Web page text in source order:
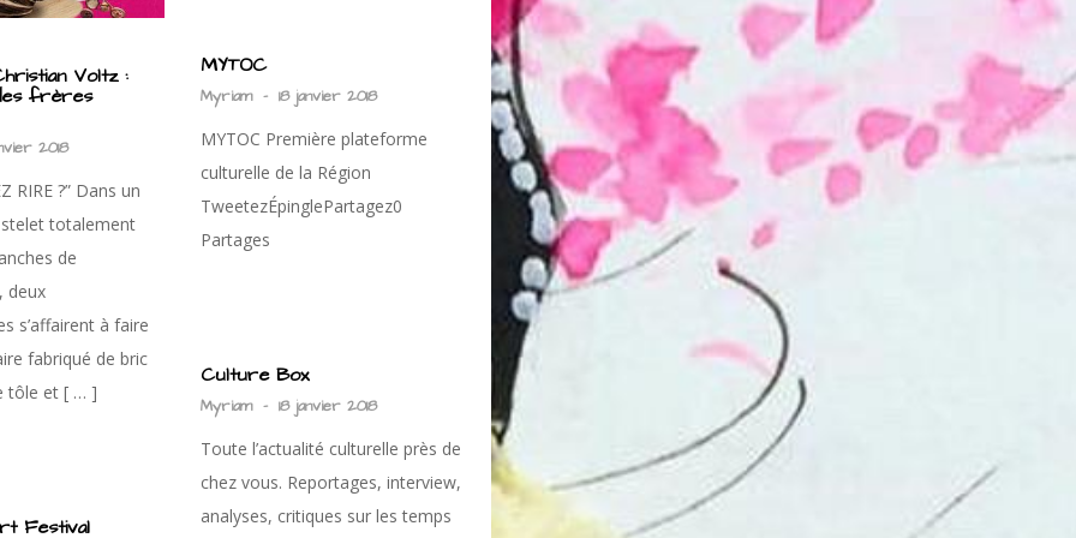
Voltz :
frères
2018
RIRE ?” Dans un
totalement
de
deux
s’affairent à faire
fabriqué de bric
tôle et [ … ]
MYTOC
Myriam - 18 janvier 2018
MYTOC Première plateforme
culturelle de la Région
TweetezÉpinglePartagez0
Partages
Culture Box
Myriam - 18 janvier 2018
Toute l’actualité culturelle près de
chez vous. Reportages, interview,
analyses, critiques sur les temps
Festival